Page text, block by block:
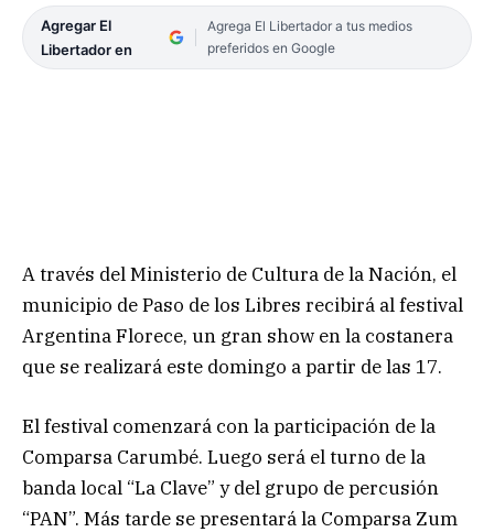
Agregar El
Libertador en
Agrega El Libertador a tus medios
preferidos en Google
A través del Ministerio de Cultura de la Nación, el
municipio de Paso de los Libres recibirá al festival
Argentina Florece, un gran show en la costanera
que se realizará este domingo a partir de las 17.
El festival comenzará con la participación de la
Comparsa Carumbé. Luego será el turno de la
banda local “La Clave” y del grupo de percusión
“PAN”. Más tarde se presentará la Comparsa Zum